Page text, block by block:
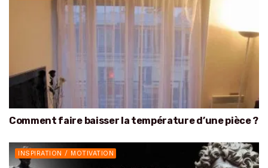
Comment faire baisser la température d’une pièce ?
INSPIRATION / MOTIVATION